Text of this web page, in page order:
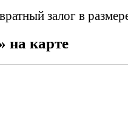
залог в
на карте